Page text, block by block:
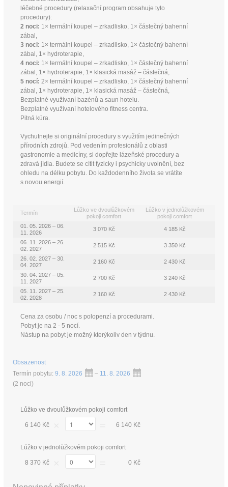
léčebné procedury (relaxační program obsahuje tyto
procedury):
2 noci: 1× termální koupel – zrkadlisko, 1× částečný bahenní
zábal,
3 noci: 1× termální koupel – zrkadlisko, 1× částečný bahenní
zábal, 1× hydroterapie,
4 noci: 1× termální koupel – zrkadlisko, 1× částečný bahenní
zábal, 1× hydroterapie, 1× klasická masáž – částečná,
5 nocí: 2× termální koupel – zrkadlisko, 1× částečný bahenní
zábal, 1× hydroterapie, 1× klasická masáž – částečná,
Bezplatné využívaní bazénů a saun hotelu.
Bezplatné využívaní hotelového fitness centra.
Pitná kúra.
Vychutnejte si originální procedury s využitím jedinečných
přírodních zdrojů. Pod vedením profesionálů z oblasti
gastronomie a medicíny, si dopřejte lázeňské procedury a
zdravá jídla. Budete se cítit fyzicky i psychicky uvolnění, bez
ohledu na délku pobytu. Do každodenního života se vrátíte
s novou energií.
Termín
Lůžko ve dvoulůžkovém
pokoji comfort
Lůžko v jednolůžkovém
pokoji comfort
01. 05. 2026 – 06.
11. 2026
3 070 Kč 4 185 Kč
06. 11. 2026 – 26.
02. 2027
2 515 Kč 3 350 Kč
26. 02. 2027 – 30.
04. 2027
2 160 Kč 2 430 Kč
30. 04. 2027 – 05.
11. 2027
2 700 Kč 3 240 Kč
05. 11. 2027 – 25.
02. 2028
2 160 Kč 2 430 Kč
Cena za osobu / noc s polopenzí a procedurami.
Pobyt je na 2 - 5 nocí.
Nástup na pobyt je možný kterýkoliv den v týdnu.
Obsazenost
Termín pobytu: 9. 8. 2026 – 11. 8. 2026
(2 noci)
Lůžko ve dvoulůžkovém pokoji comfort
6 140 Kč 6 140 Kč
Lůžko v jednolůžkovém pokoji comfort
8 370 Kč 0 Kč